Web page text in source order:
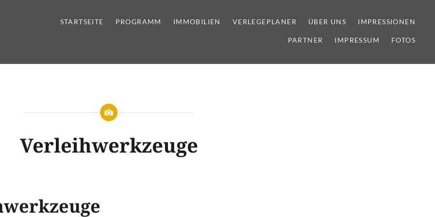
| Sanitär | Immobilien
STARTSEITE PROGRAMM IMMOBILIEN VERLEGEPLANER ÜBER UNS IMPRESSIONEN
PARTNER IMPRESSUM FOTOS
Verleihwerkzeuge